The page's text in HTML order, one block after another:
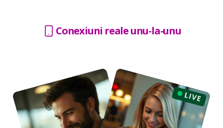
Conexiuni reale unu-la-unu